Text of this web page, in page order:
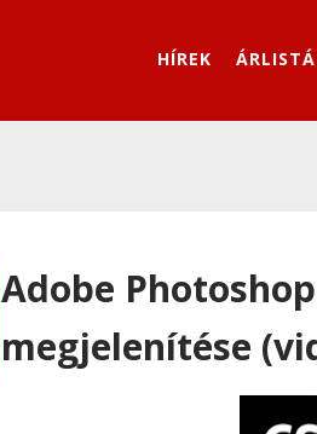
HÍREK
Adobe
megjelenítése